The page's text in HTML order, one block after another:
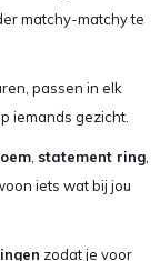
matchy-matchy te
passen in elk
iemands gezicht.
statement ring
iets wat bij jou
zodat je voor